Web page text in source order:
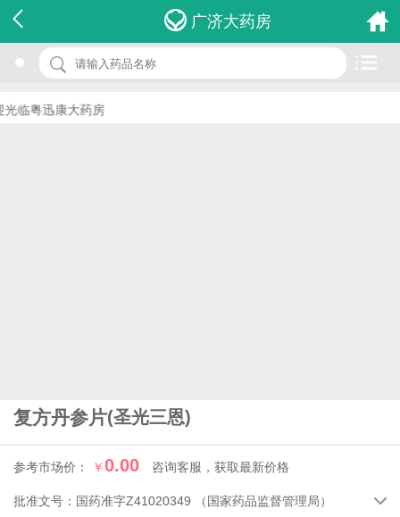
广济大药房
临粤迅康大药房
复方丹参片(圣光三恩)
参考市场价： ￥0.00 咨询客服，获取最新价格
名 称：复方丹参片
品 牌：(圣光三恩)
批准文号： 国药准字Z41020349 （国家药品监督管理局） 